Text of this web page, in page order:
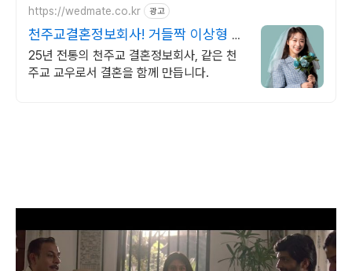
https://wedmate.co.kr 광고
천주교결혼정보회사! 거들짝 이상형 프
로필 무료 받아보기
25년 전통의 천주교 결혼정보회사, 같은 천
주교 교우로서 결혼을 함께 만듭니다.